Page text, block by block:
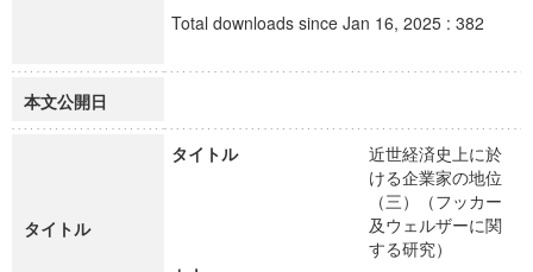
Total downloads since Jan 16, 2025 : 382
本文公開日
タイトル
タイトル
近世経済史上に於
ける企業家の地位
（三）（フッカー
及ウェルザーに関
する研究）